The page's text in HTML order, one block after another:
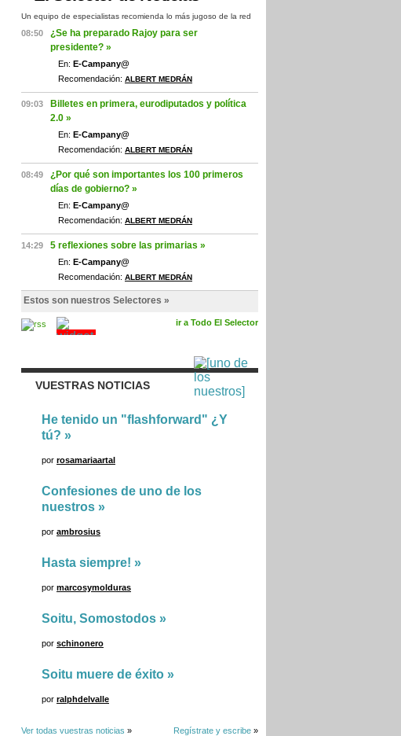
Un equipo de especialistas recomienda lo más jugoso de la red
08:50
¿Se ha preparado Rajoy para ser
presidente? »
En: E-Campany@
Recomendación: ALBERT MEDRÁN
09:03
Billetes en primera, eurodiputados y política
2.0 »
En: E-Campany@
Recomendación: ALBERT MEDRÁN
08:49
¿Por qué son importantes los 100 primeros
días de gobierno? »
En: E-Campany@
Recomendación: ALBERT MEDRÁN
14:29 5 reflexiones sobre las primarias »
En: E-Campany@
Recomendación: ALBERT MEDRÁN
Estos son nuestros Selectores »
ir a Todo El Selector
VUESTRAS NOTICIAS
He tenido un "flashforward" ¿Y
tú? »
por rosamariaartal
Confesiones de uno de los
nuestros »
por ambrosius
Hasta siempre! »
por marcosymolduras
Soitu, Somostodos »
por schinonero
Soitu muere de éxito »
por ralphdelvalle
Ver todas vuestras noticias » Regístrate y escribe »